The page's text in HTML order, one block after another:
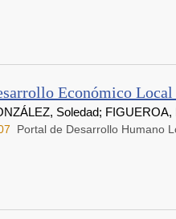
Económico
Soledad;
Portal de Desarrollo Humano